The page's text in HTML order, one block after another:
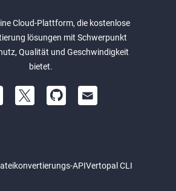
Cloud-Plattform, die kostenlose
lösungen mit Schwerpunkt
Qualität und Geschwindigkeit
bietet.
APIVertopal CLI